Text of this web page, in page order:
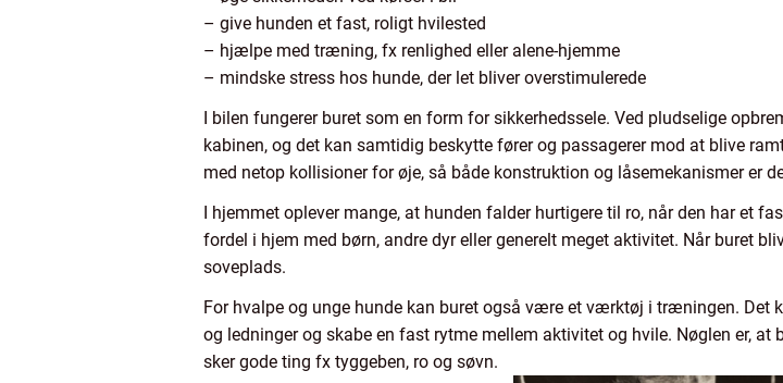
– give hunden et fast, roligt hvilested
– hjælpe med træning, fx renlighed eller alene-hjemme
– mindske stress hos hunde, der let bliver overstimulerede
I bilen fungerer buret som en form for sikkerhedssele. Ved pludselige
kabinen, og det kan samtidig beskytte fører og passagerer mod at blive
med netop kollisioner for øje, så både konstruktion og låsemekanismer er
I hjemmet oplever mange, at hunden falder hurtigere til ro, når den har et
fordel i hjem med børn, andre dyr eller generelt meget aktivitet. Når buret
soveplads.
For hvalpe og unge hunde kan buret også være et værktøj i træningen. Det
og ledninger og skabe en fast rytme mellem aktivitet og hvile. Nøglen er,
sker gode ting fx tyggeben, ro og søvn.